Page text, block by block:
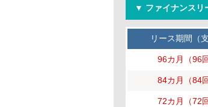
▼ ファイナンスリ
リース期間（
96カ月（96
84カ月（84
72カ月（72